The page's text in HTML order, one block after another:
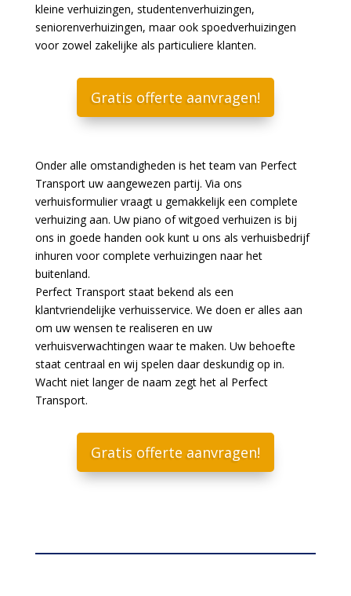
kleine verhuizingen, studentenverhuizingen,
seniorenverhuizingen, maar ook spoedverhuizingen
voor zowel zakelijke als particuliere klanten.
Gratis offerte aanvragen!
Onder alle omstandigheden is het team van Perfect
Transport uw aangewezen partij. Via ons
verhuisformulier vraagt u gemakkelijk een complete
verhuizing aan. Uw piano of witgoed verhuizen is bij
ons in goede handen ook kunt u ons als verhuisbedrijf
inhuren voor complete verhuizingen naar het
buitenland.
Perfect Transport staat bekend als een
klantvriendelijke verhuisservice. We doen er alles aan
om uw wensen te realiseren en uw
verhuisverwachtingen waar te maken. Uw behoefte
staat centraal en wij spelen daar deskundig op in.
Wacht niet langer de naam zegt het al Perfect
Transport.
Gratis offerte aanvragen!